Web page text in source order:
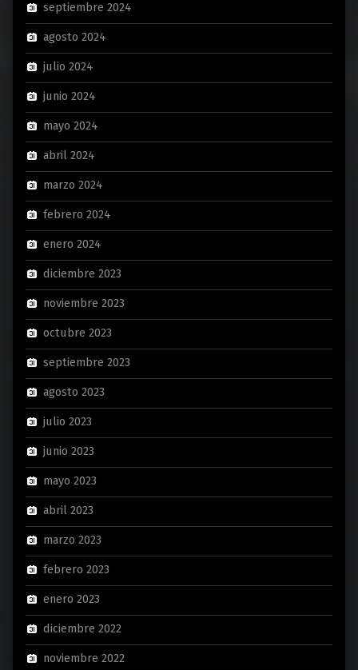
septiembre 2024
agosto 2024
julio 2024
junio 2024
mayo 2024
abril 2024
marzo 2024
febrero 2024
enero 2024
diciembre 2023
noviembre 2023
octubre 2023
septiembre 2023
agosto 2023
julio 2023
junio 2023
mayo 2023
abril 2023
marzo 2023
febrero 2023
enero 2023
diciembre 2022
noviembre 2022